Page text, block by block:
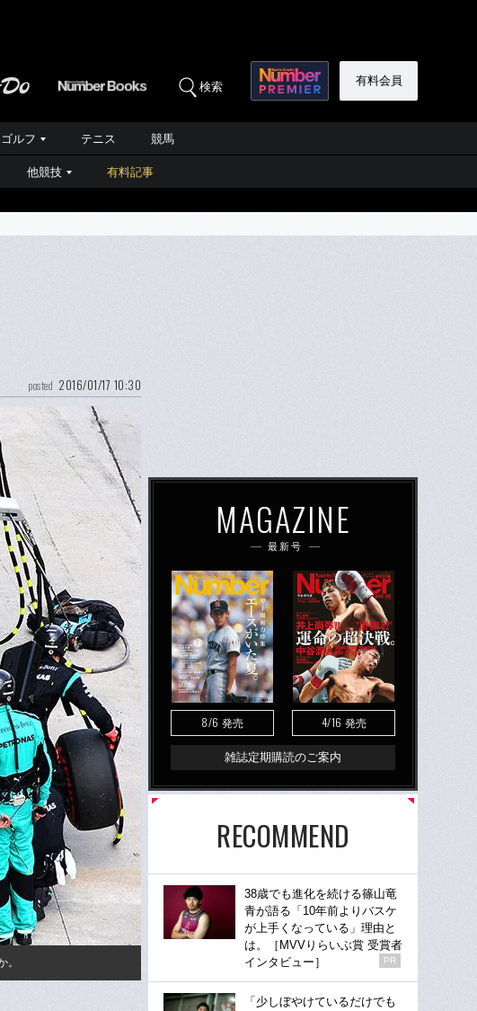
検索 有料会員
ゴルフ テニス 競馬
他競技 有料記事
posted 2016/01/17 10:30
MAGAZINE
最新号
8/6 発売 4/16 発売
雑誌定期購読のご案内
RECOMMEND
38歳でも進化を続ける篠山竜
青が語る「10年前よりバスケ
が上手くなっている」理由と
は。［MVVりらいぶ賞 受賞者
インタビュー］
PR
「少しぼやけているだけでも